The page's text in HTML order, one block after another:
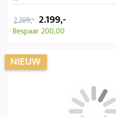
2.399,- 2.199,-
Bespaar 200,00